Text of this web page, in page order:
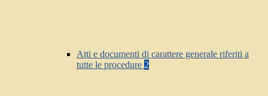
Atti e documenti di carattere generale riferiti a
tutte le procedure 2